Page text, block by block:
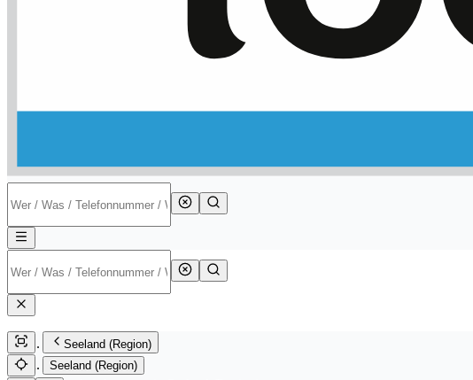
Seeland (Region)
Seeland (Region)